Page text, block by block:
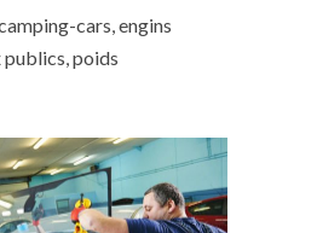
cars, engins
poids